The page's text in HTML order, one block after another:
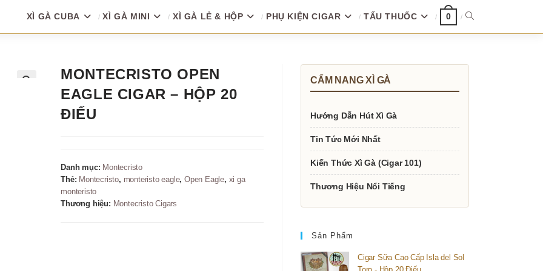
XÌ GÀ CUBA XÌ GÀ MINI XÌ GÀ LẺ & HỘP PHỤ KIỆN CIGAR TẨU THUỐC 0 TOGGLE
MONTECRISTO OPEN
EAGLE CIGAR – HỘP 20
ĐIẾU
Danh mục: Montecristo
Thẻ: Montecristo, monteristo eagle,Open Eagle, xi ga
monteristo
Thương hiệu: Montecristo Cigars
CẨM NANG XÌ GÀ
Hướng Dẫn Hút Xì Gà
Tin Tức Mới Nhất
Kiến Thức Xì Gà (Cigar 101)
Thương Hiệu Nổi Tiếng
Sản Phẩm
Cigar Sữa Cao Cấp Isla del Sol